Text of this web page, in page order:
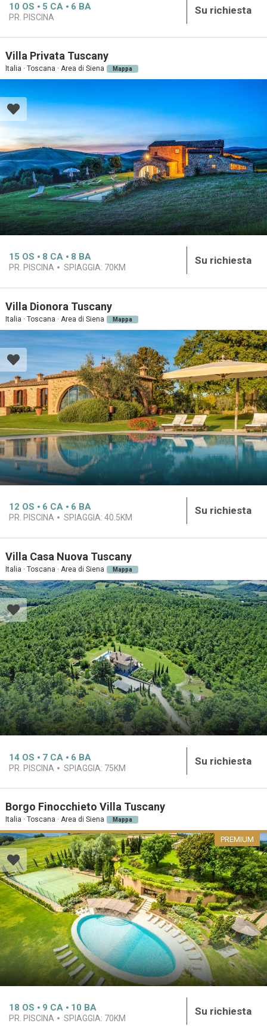
10 OS 5 CA 6 BA
PR. PISCINA
Su richiesta
Villa Privata Tuscany
Italia · Toscana · Area di Siena Mappa
15 OS 8 CA 8 BA
PR. PISCINA SPIAGGIA: 70KM
Su richiesta
Villa Dionora Tuscany
Italia · Toscana · Area di Siena Mappa
12 OS 6 CA 6 BA
PR. PISCINA SPIAGGIA: 40.5KM
Su richiesta
Villa Casa Nuova Tuscany
Italia · Toscana · Area di Siena Mappa
14 OS 7 CA 6 BA
PR. PISCINA SPIAGGIA: 75KM
Su richiesta
Borgo Finocchieto Villa Tuscany
Italia · Toscana · Area di Siena Mappa
PREMIUM
18 OS 9 CA 10 BA
PR. PISCINA SPIAGGIA: 70KM
Su richiesta